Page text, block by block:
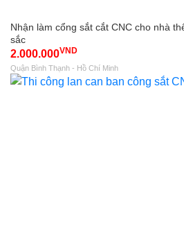
Nhận làm cổng sắt cắt CNC cho nhà
sắc
2.000.000VND
Quận Bình Thạnh - Hồ Chí Minh